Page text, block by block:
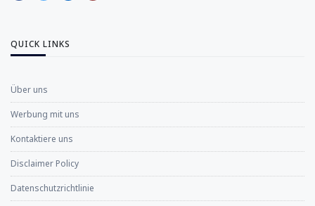
QUICK LINKS
Über uns
Werbung mit uns
Kontaktiere uns
Disclaimer Policy
Datenschutzrichtlinie